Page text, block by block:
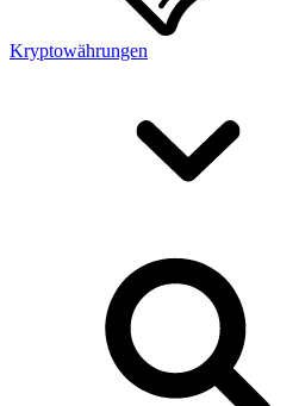
Kryptowährungen